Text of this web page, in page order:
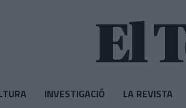
INVESTIGACIÓ LA REVISTA